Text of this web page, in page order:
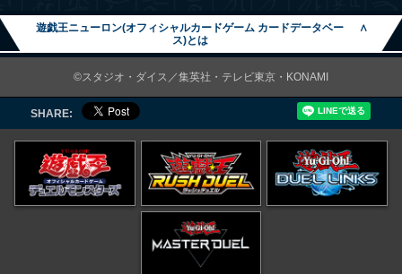
遊戯王ニューロン(オフィシャルカードゲーム カードデータベー
ス)とは
∧
©スタジオ・ダイス／集英社・テレビ東京・KONAMI
SHARE: